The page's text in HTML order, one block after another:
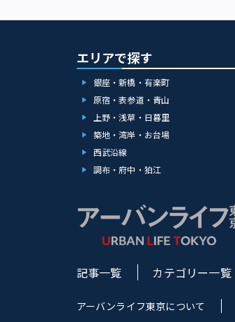
エリアで探す
銀座・新橋・有楽町
原宿・表参道・青山
上野・浅草・日暮里
築地・湾岸・お台場
西武沿線
調布・府中・狛江
記事一覧 カテゴリー一覧
アーバンライフ東京について